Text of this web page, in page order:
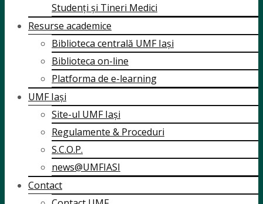
Studenți și Tineri Medici
Resurse academice
Biblioteca centrală UMF Iași
Biblioteca on-line
Platforma de e-learning
UMF Iași
Site-ul UMF Iași
Regulamente & Proceduri
S.C.O.P.
news@UMFIASI
Contact